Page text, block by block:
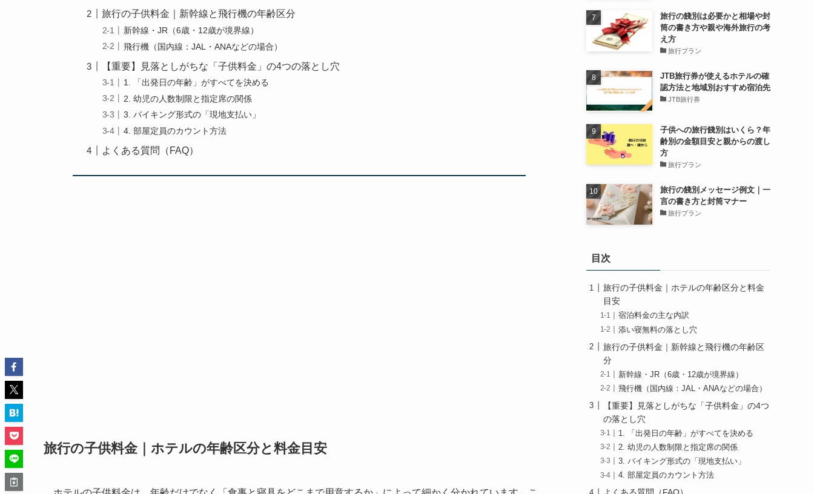
旅行の子供料金｜新幹線と飛行機の年齢区分
新幹線・JR（6歳・12歳が境界線）
飛行機（国内線：JAL・ANAなどの場合）
【重要】見落としがちな「子供料金」の4つの落とし穴
1. 「出発日の年齢」がすべてを決める
2. 幼児の人数制限と指定席の関係
3. バイキング形式の「現地支払い」
4. 部屋定員のカウント方法
よくある質問（FAQ）
旅行の子供料金｜ホテルの年齢区分と料金目安
旅行の餞別は必要かと相場や封
筒の書き方や親や海外旅行の考
え方
旅行プラン
JTB旅行券が使えるホテルの確
認方法と地域別おすすめ宿泊先
JTB旅行券
子供への旅行餞別はいくら？年
齢別の金額目安と親からの渡し
方
旅行プラン
旅行の餞別メッセージ例文｜一
言の書き方と封筒マナー
旅行プラン
目次
旅行の子供料金｜ホテルの年齢区分と料金
目安
宿泊料金の主な内訳
添い寝無料の落とし穴
旅行の子供料金｜新幹線と飛行機の年齢区
分
新幹線・JR（6歳・12歳が境界線）
飛行機（国内線：JAL・ANAなどの場合）
【重要】見落としがちな「子供料金」の4つ
の落とし穴
1. 「出発日の年齢」がすべてを決める
2. 幼児の人数制限と指定席の関係
3. バイキング形式の「現地支払い」
4. 部屋定員のカウント方法